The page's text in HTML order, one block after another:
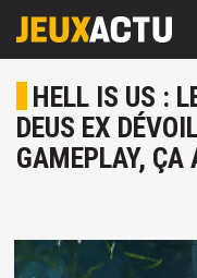
HELL IS US :
DEUS EX
GAMEPLAY, ÇA